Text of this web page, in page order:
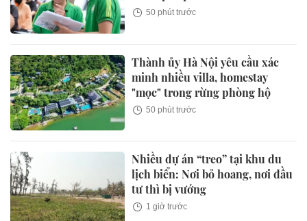
50 phút trước
Thành ủy Hà Nội yêu cầu xác
minh nhiều villa, homestay
"mọc" trong rừng phòng hộ
50 phút trước
Nhiều dự án “treo” tại khu du
lịch biển: Nơi bỏ hoang, nơi đầu
tư thì bị vướng
1 giờ trước